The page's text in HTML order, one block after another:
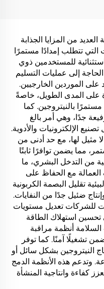
من المزايا الجذابة
التي تتطلب إمدادًا مستمرًا
استثنائية للمستخدمين ذوي
إلى عمليات التسليم
على الموردين الخارجيين.
على المدى الطويل، خاصةً
بالنيتروجين. كما
جدًا، وهي أمر بالغ
الإلكترونيات والأدوية.
مثيل لها، مع حد أدنى من
مما يضمن توافرًا ثابتًا
من التدخل البشري، ما
العمالة مع الحفاظ على
تقليل البصمة الكربونية
ضئيل جدًا من النفايات.
للشركات تعديل مستويات
تحسين استهلاك الطاقة
أنظمة مراقبة
تشغيلًا آمنًا. كما توفر
النيتروجين بشكل سائل أو
وتدعم هذه الأنظمة الدمج
كفاءة وانتاجية المنشأة